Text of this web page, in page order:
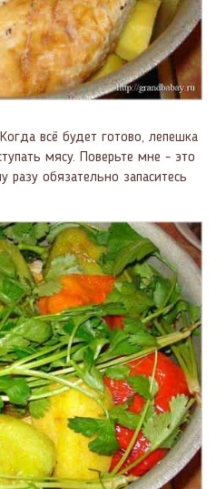
всё будет готово, лепешка
мясу. Поверьте мне - это
обязательно запаситесь